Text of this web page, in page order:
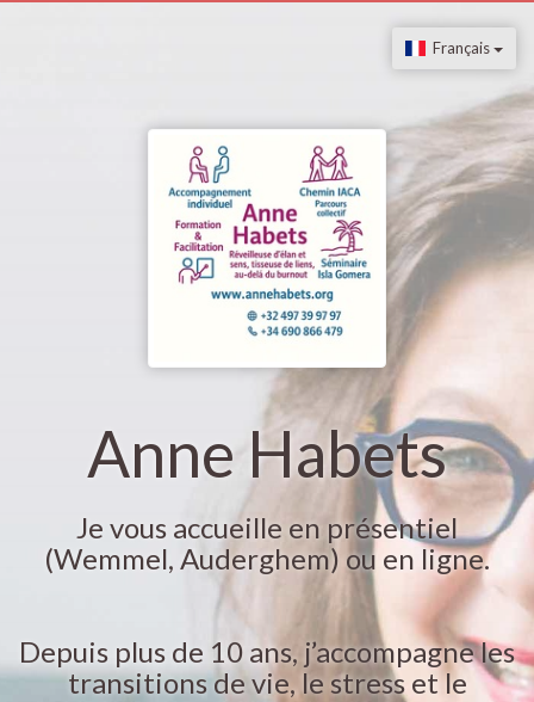
Français
Anne Habets
Je vous accueille en présentiel
(Wemmel, Auderghem) ou en ligne.
Depuis plus de 10 ans, j’accompagne les
transitions de vie, le stress et le